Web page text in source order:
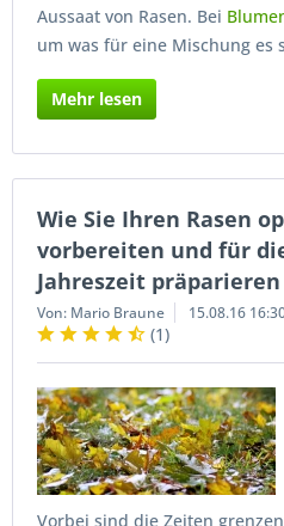
Aussaat von Rasen. Bei
um was für eine Mischung es
Mehr lesen
Wie Sie Ihren Rasen
vorbereiten und für
Jahreszeit präparieren
Von: Mario Braune 15.08.16
(1)
Vorbei sind die Zeiten